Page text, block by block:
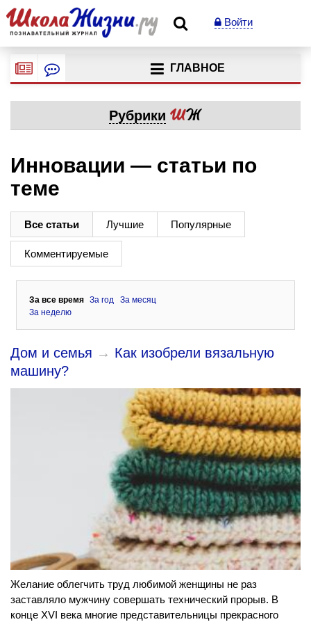
Войти
ГЛАВНОЕ
Рубрики
Инновации — статьи по
теме
Все статьи Лучшие Популярные
Комментируемые
За все время За год
За месяц
За неделю
Дом и семья → Как изобрели вязальную
машину?
Желание облегчить труд любимой женщины не раз
заставляло мужчину совершать технический прорыв. В
конце XVI века многие представительницы прекрасного